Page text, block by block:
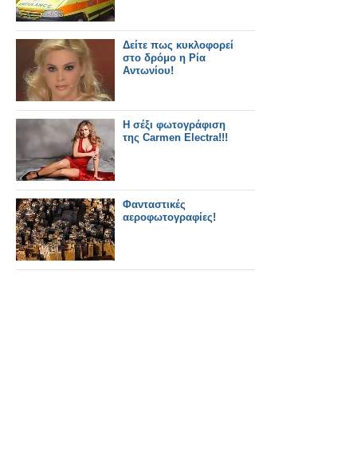
Δείτε πως κυκλοφορεί
στο δρόμο η Ρία
Αντωνίου!
Η σέξι φωτογράφιση
της Carmen Electra!!!
Φανταστικές
αεροφωτογραφίες!